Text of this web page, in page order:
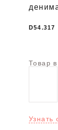
D54.317
Товар
Узнать